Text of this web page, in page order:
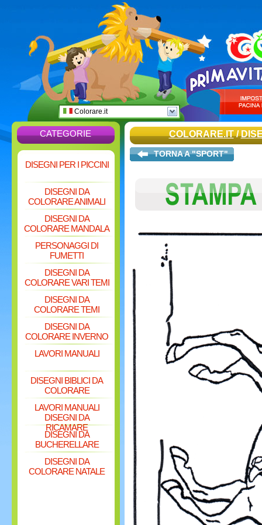
Colorare.it
CATEGORIE
DISEGNI PER I PICCINI
DISEGNI DA
COLORARE ANIMALI
DISEGNI DA
COLORARE MANDALA
PERSONAGGI DI
FUMETTI
DISEGNI DA
COLORARE VARI TEMI
DISEGNI DA
COLORARE TEMI
DISEGNI DA
COLORARE INVERNO
LAVORI MANUALI
DISEGNI BIBLICI DA
COLORARE
LAVORI MANUALI
DISEGNI DA
RICAMARE
DISEGNI DA
BUCHERELLARE
DISEGNI DA
COLORARE NATALE
COLORARE.IT/
TORNA A "SPORT"